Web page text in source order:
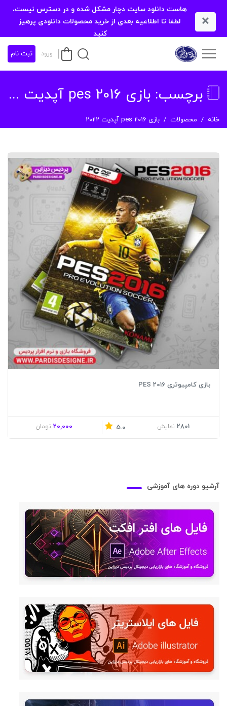
×
هاست دانلود سایت دچار مشکل شده و در دسترس نیست،
لطفا تا اطلاعیه بعدی از خرید محصولات دانلودی پرهیز
کنید
ورود ثبت نام
برچسب: بازی pes 2016 آپدیت 2022
خانه محصولات بازی pes 2016 آپدیت 2022
بازی کامپیوتری PES 2016
2801 نمایش 5.0
20,000 تومان
آرشیو دوره های آموزشی